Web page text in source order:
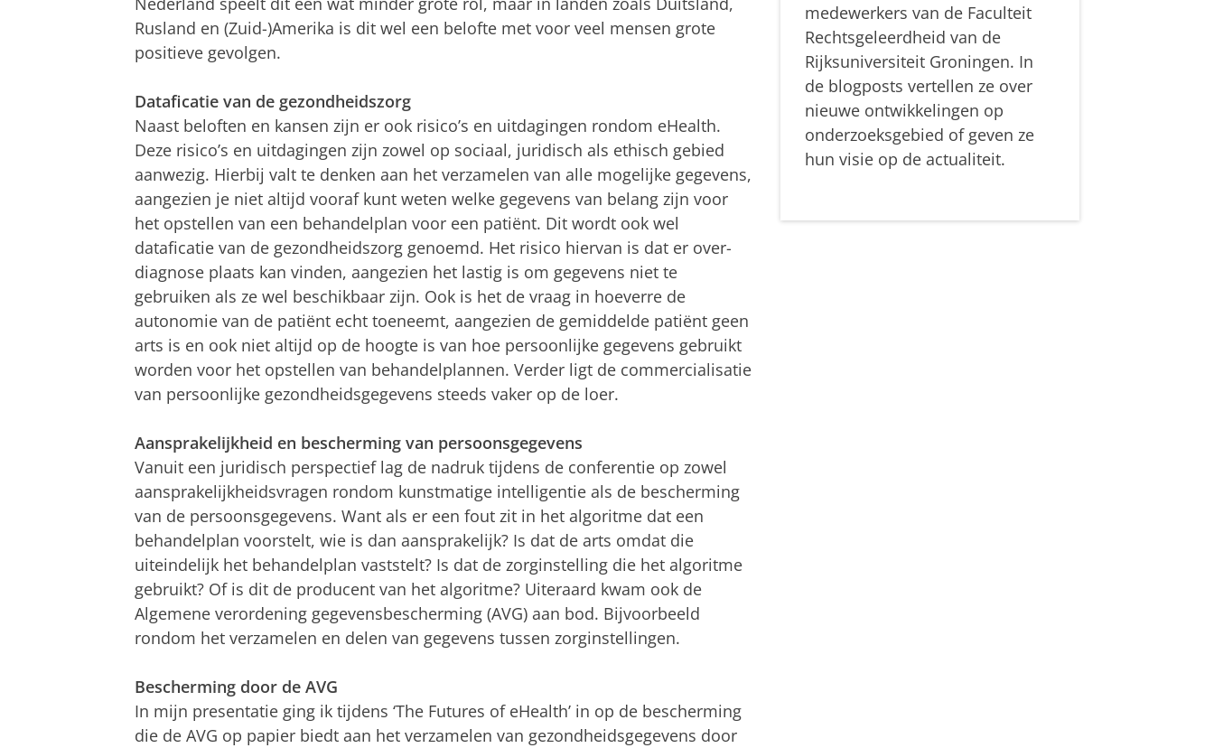
Rusland en (Zuid-)Amerika is dit wel een belofte met voor veel mensen grote
positieve gevolgen.
Dataficatie van de gezondheidszorg
Naast beloften en kansen zijn er ook risico’s en uitdagingen rondom eHealth.
Deze risico’s en uitdagingen zijn zowel op sociaal, juridisch als ethisch gebied
aanwezig. Hierbij valt te denken aan het verzamelen van alle mogelijke gegevens,
aangezien je niet altijd vooraf kunt weten welke gegevens van belang zijn voor
het opstellen van een behandelplan voor een patiënt. Dit wordt ook wel
dataficatie van de gezondheidszorg genoemd. Het risico hiervan is dat er over-
diagnose plaats kan vinden, aangezien het lastig is om gegevens niet te
gebruiken als ze wel beschikbaar zijn. Ook is het de vraag in hoeverre de
autonomie van de patiënt echt toeneemt, aangezien de gemiddelde patiënt geen
arts is en ook niet altijd op de hoogte is van hoe persoonlijke gegevens gebruikt
worden voor het opstellen van behandelplannen. Verder ligt de commercialisatie
van persoonlijke gezondheidsgegevens steeds vaker op de loer.
Aansprakelijkheid en bescherming van persoonsgegevens
Vanuit een juridisch perspectief lag de nadruk tijdens de conferentie op zowel
aansprakelijkheidsvragen rondom kunstmatige intelligentie als de bescherming
van de persoonsgegevens. Want als er een fout zit in het algoritme dat een
behandelplan voorstelt, wie is dan aansprakelijk? Is dat de arts omdat die
uiteindelijk het behandelplan vaststelt? Is dat de zorginstelling die het algoritme
gebruikt? Of is dit de producent van het algoritme? Uiteraard kwam ook de
Algemene verordening gegevensbescherming (AVG) aan bod. Bijvoorbeeld
rondom het verzamelen en delen van gegevens tussen zorginstellingen.
Bescherming door de AVG
In mijn presentatie ging ik tijdens ‘The Futures of eHealth’ in op de bescherming
die de AVG op papier biedt aan het verzamelen van gezondheidsgegevens door
medewerkers van de Faculteit
Rechtsgeleerdheid van de
Rijksuniversiteit Groningen. In
de blogposts vertellen ze over
nieuwe ontwikkelingen op
onderzoeksgebied of geven ze
hun visie op de actualiteit.